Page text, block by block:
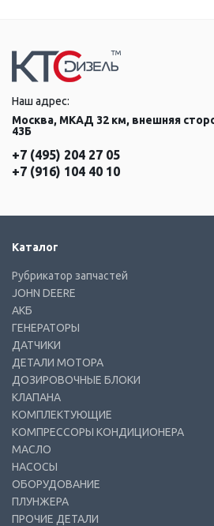
Наш адрес:
Москва, МКАД 32 км, внешняя
43Б
+7 (495) 204 27 05
+7 (916) 104 40 10
Каталог
Рубрикатор запчастей
JOHN DEERE
АКБ
ГЕНЕРАТОРЫ
ДАТЧИКИ
ДЕТАЛИ МОТОРА
ДОЗИРОВОЧНЫЕ БЛОКИ
КЛАПАНА
КОМПЛЕКТУЮЩИЕ
КОМПРЕССОРЫ КОНДИЦИОНЕРА
МАСЛО
НАСОСЫ
ОБОРУДОВАНИЕ
ПЛУНЖЕРА
ПРОЧИЕ ДЕТАЛИ